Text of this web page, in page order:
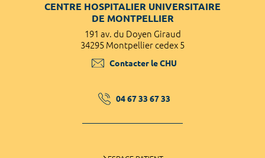
CENTRE HOSPITALIER UNIVERSITAIRE
DE MONTPELLIER
191 av. du Doyen Giraud
34295 Montpellier cedex 5
Contacter le CHU
04 67 33 67 33